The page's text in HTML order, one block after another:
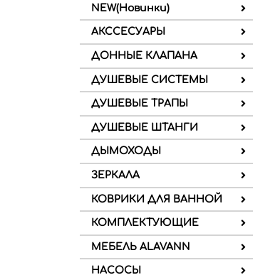
NEW(Новинки)
АКССЕСУАРЫ
ДОННЫЕ КЛАПАНА
ДУШЕВЫЕ СИСТЕМЫ
ДУШЕВЫЕ ТРАПЫ
ДУШЕВЫЕ ШТАНГИ
ДЫМОХОДЫ
ЗЕРКАЛА
КОВРИКИ ДЛЯ ВАННОЙ
КОМПЛЕКТУЮЩИЕ
МЕБЕЛЬ ALAVANN
НАСОСЫ